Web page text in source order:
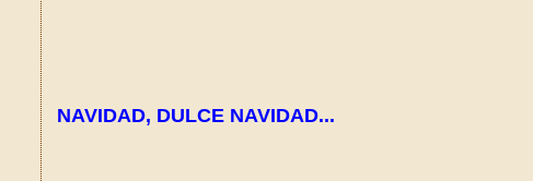
NAVIDAD, DULCE NAVIDAD...